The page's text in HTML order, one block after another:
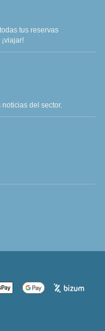
tus reservas
del sector.